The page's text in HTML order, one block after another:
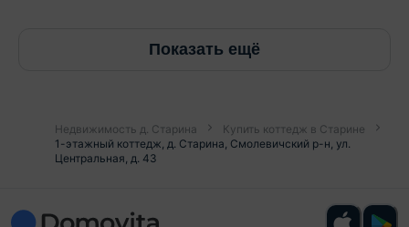
Показать ещё
Недвижимость д. Старина
Купить коттедж в Старине
1-этажный коттедж, д. Старина, Смолевичский р-н, ул.
Центральная, д. 43